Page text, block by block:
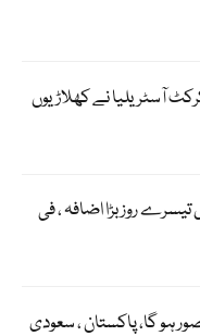
آسٹریلیا نے کھلاڑیوں
روز بڑا اضافہ ، فی
ہو گا، پاکستان ، سعودی